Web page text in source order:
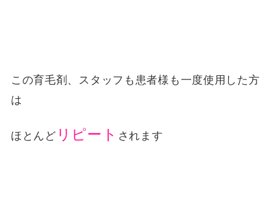
この育毛剤、スタッフも患者様も一度使用した方
は
ほとんど リピート されます